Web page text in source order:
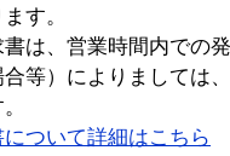
す。
書は、営業時間内での
合等）によりましては
ついて詳細はこちら